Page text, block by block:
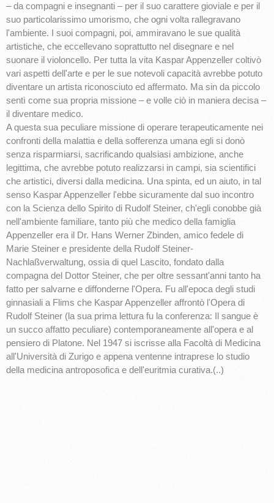
– da compagni e insegnanti – per il suo carattere gioviale e per il
suo particolarissimo umorismo, che ogni volta rallegravano
l'ambiente. I suoi compagni, poi, ammiravano le sue qualità
artistiche, che eccellevano soprattutto nel disegnare e nel
suonare il violoncello. Per tutta la vita Kaspar Appenzeller coltivò
vari aspetti dell'arte e per le sue notevoli capacità avrebbe potuto
diventare un artista riconosciuto ed affermato. Ma sin da piccolo
sentì come sua propria missione – e volle ciò in maniera decisa –
il diventare medico.
A questa sua peculiare missione di operare terapeuticamente nei
confronti della malattia e della sofferenza umana egli si donò
senza risparmiarsi, sacrificando qualsiasi ambizione, anche
legittima, che avrebbe potuto realizzarsi in campi, sia scientifici
che artistici, diversi dalla medicina. Una spinta, ed un aiuto, in tal
senso Kaspar Appenzeller l'ebbe sicuramente dal suo incontro
con la Scienza dello Spirito di Rudolf Steiner, ch'egli conobbe già
nell'ambiente familiare, tanto più che medico della famiglia
Appenzeller era il Dr. Hans Werner Zbinden, amico fedele di
Marie Steiner e presidente della Rudolf Steiner-
Nachlaßverwaltung, ossia di quel Lascito, fondato dalla
compagna del Dottor Steiner, che per oltre sessant'anni tanto ha
fatto per salvarne e diffonderne l'Opera. Fu all'epoca degli studi
ginnasiali a Flims che Kaspar Appenzeller affrontò l'Opera di
Rudolf Steiner (la sua prima lettura fu la conferenza: Il sangue è
un succo affatto peculiare) contemporaneamente all'opera e al
pensiero di Platone. Nel 1947 si iscrisse alla Facoltà di Medicina
all'Università di Zurigo e appena ventenne intraprese lo studio
della medicina antroposofica e dell'euritmia curativa.(..)